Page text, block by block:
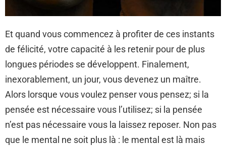
Et quand vous commencez à profiter de ces instants
de félicité, votre capacité à les retenir pour de plus
longues périodes se développent. Finalement,
inexorablement, un jour, vous devenez un maître.
Alors lorsque vous voulez penser vous pensez; si la
pensée est nécessaire vous l’utilisez; si la pensée
n’est pas nécessaire vous la laissez reposer. Non pas
que le mental ne soit plus là : le mental est là mais